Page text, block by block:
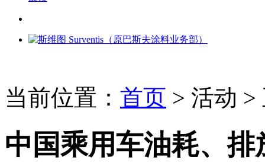
当前位置： 首页 > 活动 >
中国乘用车油耗、